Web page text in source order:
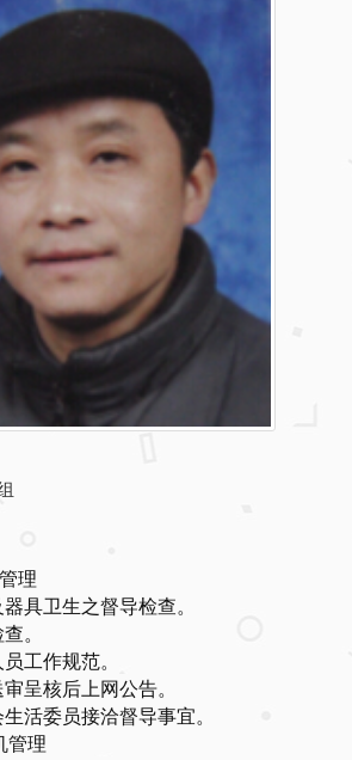
理
具卫生之督导检查。
。
工作规范。
呈核后上网公告。
活委员接洽督导事宜。
管理